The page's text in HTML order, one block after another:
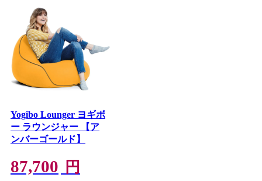
Yogibo Lounger ヨギボ
ー ラウンジャー 【ア
ンバーゴールド】
87,700 円